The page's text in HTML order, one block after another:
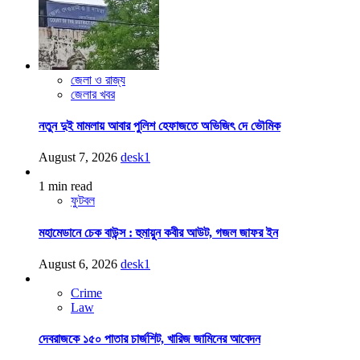
জেলা ও রাজ্য
জেলার খবর
নতুন দুই মামলায় আবার পুলিশ হেফাজতে অভিজিৎ দে ভৌমিক
August 7, 2026 desk1
1 min read
ফুটবল
মহামেডানে চেক বাউন্স : হুমায়ুন কবীর আউট, গজল জাফর ইন
August 6, 2026 desk1
Crime
Law
দেবরাজকে ১৫০ পাতার চার্জশিট, খারিজ জামিনের আবেদন